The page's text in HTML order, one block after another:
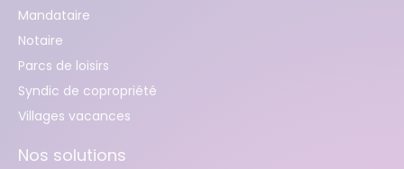
Mandataire
Notaire
Parcs de loisirs
Syndic de copropriété
Villages vacances
Nos solutions